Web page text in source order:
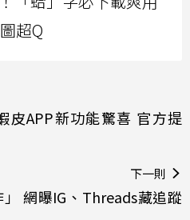
超Q
皮APP新功能驚喜 官方提
下一則
網曝IG、Threads藏追蹤